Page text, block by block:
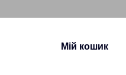
Мій кошик